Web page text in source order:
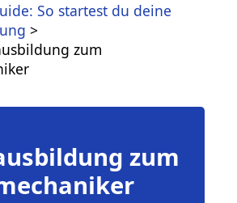
So startest du deine
zum
zum